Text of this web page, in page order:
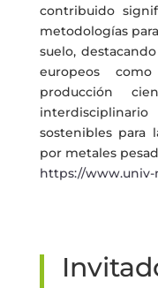
contribuido
metodologías
suelo,
europeos
producción
sostenibles para
por metales
https://www.univ-